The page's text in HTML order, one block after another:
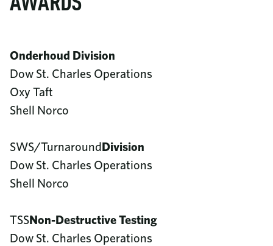
Onderhoud Division
Dow St. Charles Operations
Oxy Taft
Shell Norco
SWS/TurnaroundDivision
Dow St. Charles Operations
Shell Norco
TSSNon-Destructive Testing
Dow St. Charles Operations